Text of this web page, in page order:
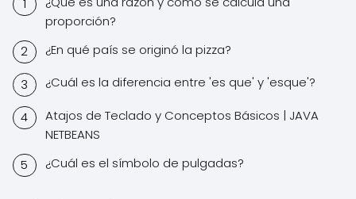
proporción?
¿En qué país se originó la pizza?
¿Cuál es la diferencia entre 'es que' y 'esque'?
Atajos de Teclado y Conceptos Básicos | JAVA
NETBEANS
¿Cuál es el símbolo de pulgadas?